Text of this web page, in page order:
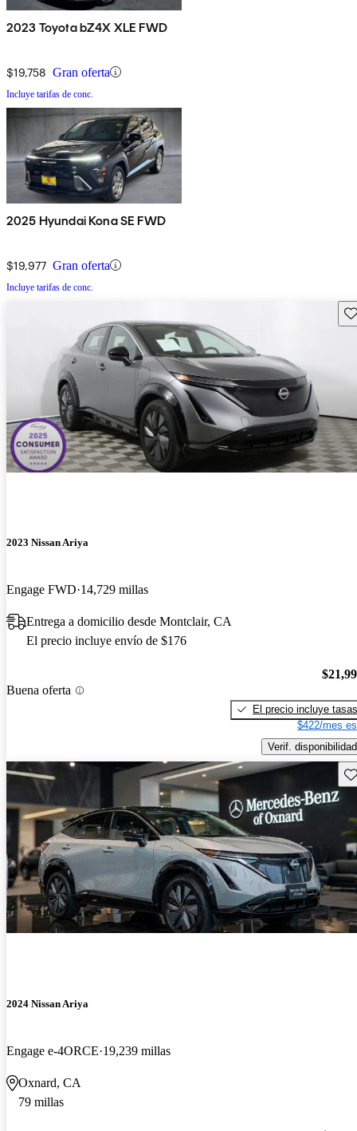
2023 Toyota bZ4X XLE FWD
$19,758 Gran oferta
Incluye tarifas de conc.
2025 Hyundai Kona SE FWD
$19,977 Gran oferta
Incluye tarifas de conc.
2023 Nissan Ariya
Engage FWD 14,729 millas
Entrega a domicilio desde Montclair, CA
El precio incluye envío de $176
Buena oferta
El precio incluye tasas
$422/mes
Verif. disponibilidad
2024 Nissan Ariya
Engage e-4ORCE 19,239 millas
Oxnard, CA
79 millas